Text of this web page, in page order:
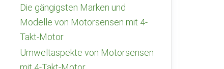
Die gängigsten Marken und
Modelle von Motorsensen mit 4-
Takt-Motor
Umweltaspekte von Motorsensen